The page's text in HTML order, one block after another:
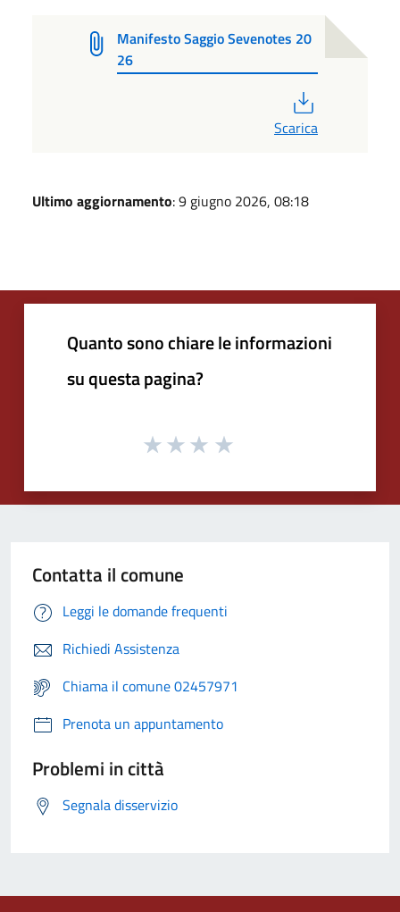
Manifesto Saggio Sevenotes 20
26
Scarica
Ultimo aggiornamento: 9 giugno 2026, 08:18
Quanto sono chiare le informazioni
su questa pagina?
Contatta il comune
Leggi le domande frequenti
Richiedi Assistenza
Chiama il comune 02457971
Prenota un appuntamento
Problemi in città
Segnala disservizio